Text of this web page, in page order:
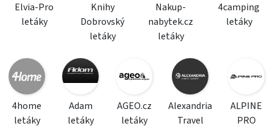
Elvia-Pro
letáky
Knihy
Dobrovský
letáky
Nakup-
nabytek.cz
letáky
4camping
letáky
4home
letáky
Adam
letáky
AGEO.cz
letáky
Alexandria
Travel
ALPINE
PRO